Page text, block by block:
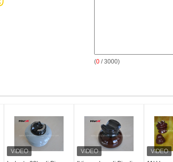
(0 / 3000)